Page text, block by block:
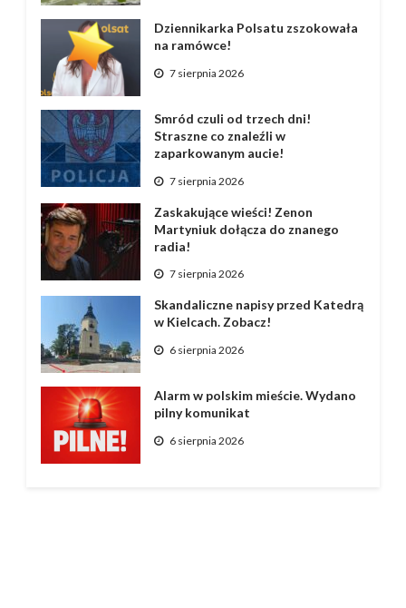
Dziennikarka Polsatu zszokowała
na ramówce!
7 sierpnia 2026
Smród czuli od trzech dni!
Straszne co znaleźli w
zaparkowanym aucie!
7 sierpnia 2026
Zaskakujące wieści! Zenon
Martyniuk dołącza do znanego
radia!
7 sierpnia 2026
Skandaliczne napisy przed Katedrą
w Kielcach. Zobacz!
6 sierpnia 2026
Alarm w polskim mieście. Wydano
pilny komunikat
6 sierpnia 2026